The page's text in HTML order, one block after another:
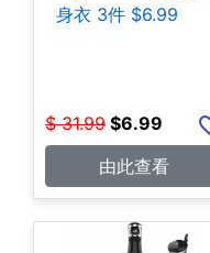
身衣 3件 $6.99
$ 31.99 $6.99
由此查看